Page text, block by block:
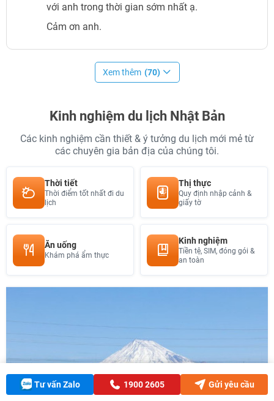
với anh trong thời gian sớm nhất ạ.
Cảm ơn anh.
Xem thêm (70)
Kinh nghiệm du lịch Nhật Bản
Các kinh nghiệm cần thiết & ý tưởng du lịch mới mẻ từ
các chuyên gia bản địa của chúng tôi.
Thời tiết
Thời điểm tốt nhất đi du
lịch
Thị thực
Quy định nhập cảnh &
giấy tờ
Ăn uống
Khám phá ẩm thực
Kinh nghiệm
Tiền tệ, SIM, đóng gói &
an toàn
Tư vấn Zalo 1900 2605 Gửi yêu cầu